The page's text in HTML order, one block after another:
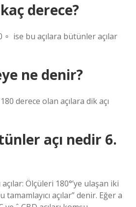
derece?
∘ ‍ ise bu açılara bütünler açılar
ne denir?
derece olan açılara dik açı
açı nedir 6.
Ölçüleri 180°’ye ulaşan iki
tamamlayıcı açılar” denir. Eğer a